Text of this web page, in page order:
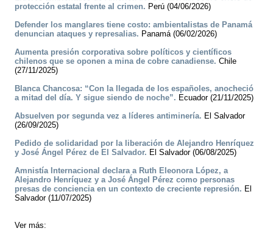
protección estatal frente al crimen. Perú (04/06/2026)
Defender los manglares tiene costo: ambientalistas de Panamá
denuncian ataques y represalias. Panamá (06/02/2026)
Aumenta presión corporativa sobre políticos y científicos
chilenos que se oponen a mina de cobre canadiense. Chile
(27/11/2025)
Blanca Chancosa: “Con la llegada de los españoles, anocheció
a mitad del día. Y sigue siendo de noche”. Ecuador (21/11/2025)
Absuelven por segunda vez a líderes antiminería. El Salvador
(26/09/2025)
Pedido de solidaridad por la liberación de Alejandro Henríquez
y José Ángel Pérez de El Salvador. El Salvador (06/08/2025)
Amnistía Internacional declara a Ruth Eleonora López, a
Alejandro Henríquez y a José Ángel Pérez como personas
presas de conciencia en un contexto de creciente represión. El
Salvador (11/07/2025)
Ver más: